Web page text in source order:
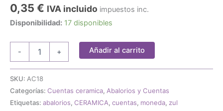
0,35 € IVA incluido impuestos inc.
Disponibilidad: 17 disponibles
-
cantidad
+ Añadir al carrito
SKU: AC18
Categorías: Cuentas ceramica, Abalorios y Cuentas
Etiquetas: abalorios, CERAMICA, cuentas, moneda, zul